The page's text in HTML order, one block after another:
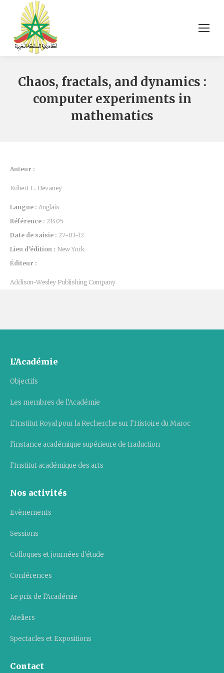
Chaos, fractals, and dynamics :
computer experiments in
mathematics
Auteur :
Robert L. Devaney
Langue : Anglais
Référence : 21405
Date de saisie : 27-03-12
Lieu d’édition : New York
Éditeur :
Addison-Wesley Publishing Company
L’Académie
Objectifs
Les membres de l’Académie
L’Institut Royal pour la Recherche sur l’Histoire du Maroc
l’instance académique supérieure de traduction
l’Institut académique des arts
Nos activités
Evènements
Sessions
Colloques et journées d’étude
Conférences
Le prix de l’Académie
Ateliers
Spectacles et Expositions
Contact